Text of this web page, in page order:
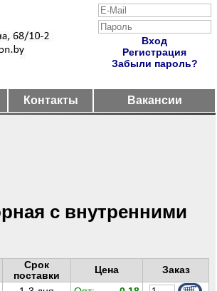
Вход
Регистрация
Забыли пароль?
Контакты Вакансии
с внутренними
Срок
поставки
Цена
Заказ